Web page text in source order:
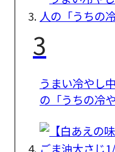
3
うまい冷やし
の「うちの冷